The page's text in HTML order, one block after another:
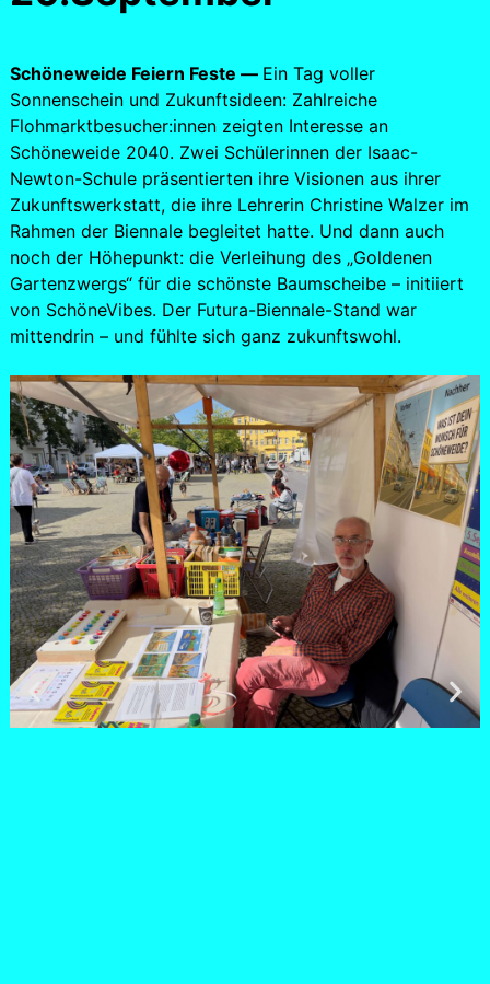
Schöneweide Feiern Feste — Ein Tag voller
Sonnenschein und Zukunftsideen: Zahlreiche
Flohmarktbesucher:innen zeigten Interesse an
Schöneweide 2040. Zwei Schülerinnen der Isaac-
Newton-Schule präsentierten ihre Visionen aus ihrer
Zukunftswerkstatt, die ihre Lehrerin Christine Walzer im
Rahmen der Biennale begleitet hatte. Und dann auch
noch der Höhepunkt: die Verleihung des „Goldenen
Gartenzwergs“ für die schönste Baumscheibe – initiiert
von SchöneVibes. Der Futura-Biennale-Stand war
mittendrin – und fühlte sich ganz zukunftswohl.